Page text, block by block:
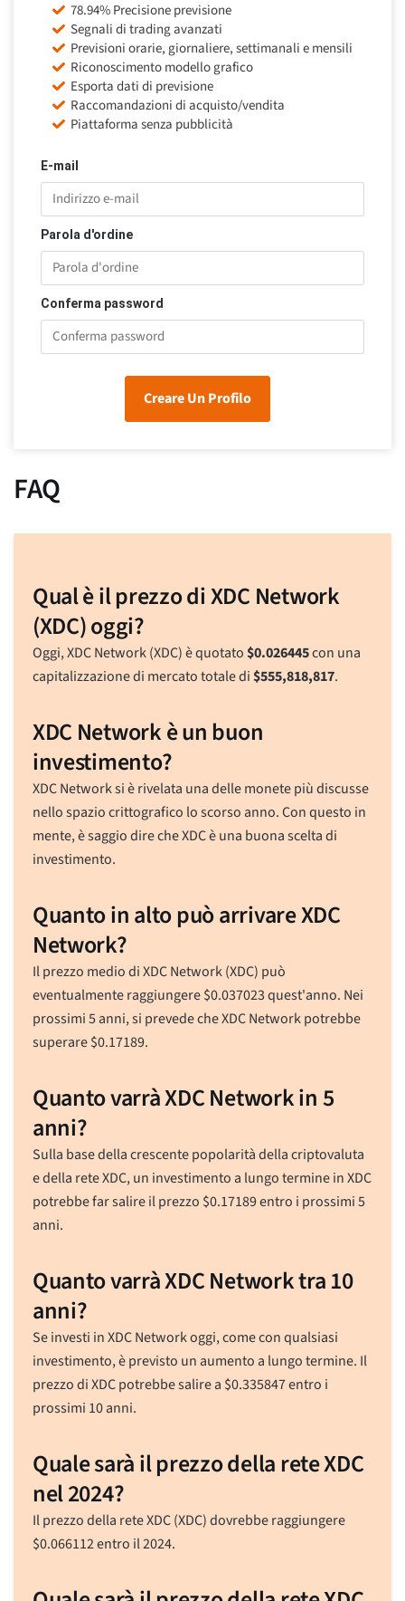
E-mail
Parola d'ordine
Conferma password
Creare Un Profilo
78.94% Precisione previsione
Segnali di trading avanzati
Previsioni orarie, giornaliere, settimanali e mensili
Riconoscimento modello grafico
Esporta dati di previsione
Raccomandazioni di acquisto/vendita
Piattaforma senza pubblicità
FAQ
Qual è il prezzo di XDC Network
(XDC) oggi?
Oggi, XDC Network (XDC) è quotato$0.026445con una
capitalizzazione di mercato totale di$555,818,817.
XDC Network è un buon
investimento?
XDC Network si è rivelata una delle monete più discusse
nello spazio crittografico lo scorso anno. Con questo in
mente, è saggio dire che XDC è una buona scelta di
investimento.
Quanto in alto può arrivare XDC
Network?
Il prezzo medio di XDC Network (XDC) può
eventualmente raggiungere$0.037023quest'anno. Nei
prossimi 5 anni, si prevede che XDC Network potrebbe
superare$0.17189.
Quanto varrà XDC Network in 5
anni?
Sulla base della crescente popolarità della criptovaluta
e della rete XDC, un investimento a lungo termine in XDC
potrebbe far salire il prezzo $0.17189entro i prossimi 5
anni.
Quanto varrà XDC Network tra 10
anni?
Se investi in XDC Network oggi, come con qualsiasi
investimento, è previsto un aumento a lungo termine. Il
prezzo di XDC potrebbe salire a $0.335847entro i
prossimi 10 anni.
Quale sarà il prezzo della rete XDC
nel 2024?
Il prezzo della rete XDC (XDC) dovrebbe raggiungere
$0.066112entro il 2024.